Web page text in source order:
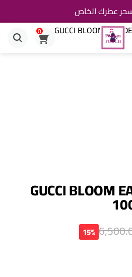
عطرك الخاص
0
GUCCI BLOOM EAU
GUCCI BLOOM
15%